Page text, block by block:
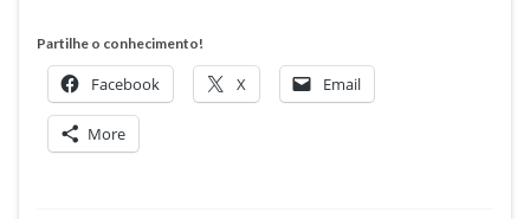
Partilhe o conhecimento!
Facebook X Email
More